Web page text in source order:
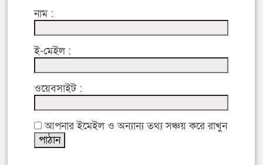
নাম :
ই-মেইল :
ওয়েবসাইট :
আপনার ইমেইল ও অন্যান্য তথ্য সঞ্চয় করে রাখুন